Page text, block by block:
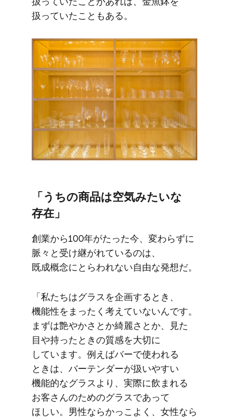
扱っていた​こともある。
「うちの​商品は​空気みたいな​
存在」
創業から​100年が​たった​今、​変わらずに​
脈々と​受け継がれているのは、​
既成概念にとらわれない​自由な​発想だ。
「私たちは​グラスを​企画する​とき、​
機能性を​まったく​考えていないんです。​
まずは​艶やかさとか​綺麗さとか、​見た​
目や​持った​ときの​質感を​大切に​
しています。​例えば​バーで​使われる​
ときは、​バーテンダーが​扱いやすい​
機能的な​グラスより、​実際に​飲まれる​
お客さんの​ための​グラスであって​
ほしい。​男性ならかっこよく、​女性なら​